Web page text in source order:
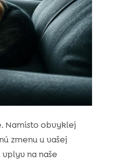
Namísto obvyklej
zmenu u vašej
na naše